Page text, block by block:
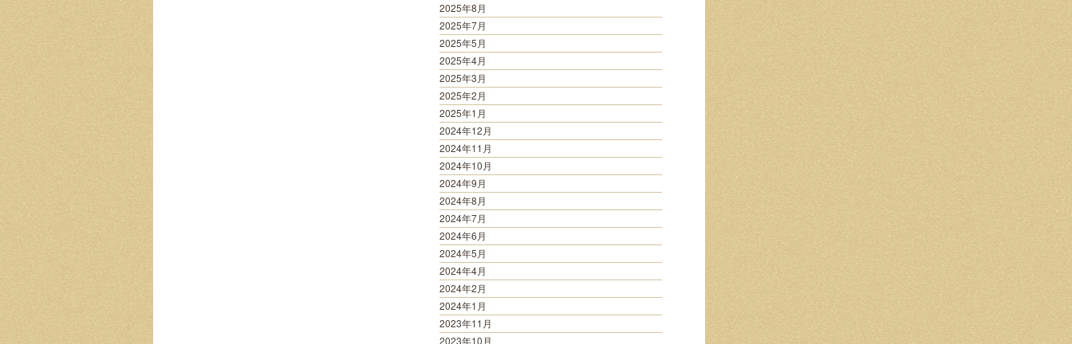
2025年8月
2025年7月
2025年5月
2025年4月
2025年3月
2025年2月
2025年1月
2024年12月
2024年11月
2024年10月
2024年9月
2024年8月
2024年7月
2024年6月
2024年5月
2024年4月
2024年2月
2024年1月
2023年11月
2023年10月